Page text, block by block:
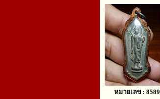
หมายเลข : 8589